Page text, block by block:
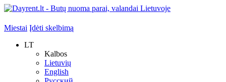
Miestai Įdėti skelbimą
LT
Kalbos
Lietuvių
English